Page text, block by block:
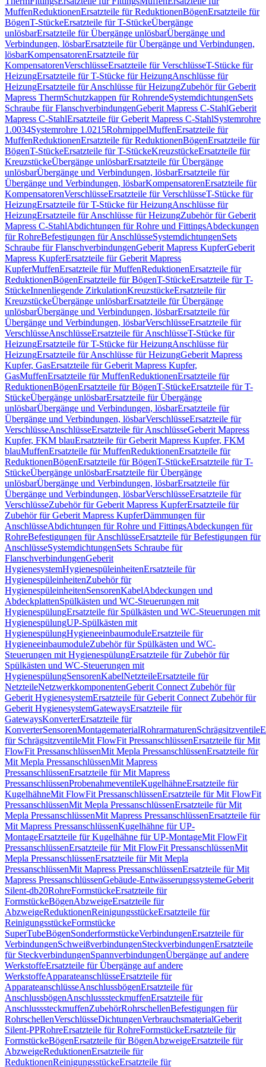
MuffenReduktionenErsatzteile für ReduktionenBögenErsatzteile für
BögenT-StückeErsatzteile für T-StückeÜbergänge
unlösbarErsatzteile für Übergänge unlösbarÜbergänge und
Verbindungen, lösbarErsatzteile für Übergänge und Verbindungen,
lösbarKompensatorenErsatzteile für
KompensatorenVerschlüsseErsatzteile für VerschlüsseT-Stücke für
HeizungErsatzteile für T-Stücke für HeizungAnschlüsse für
HeizungErsatzteile für Anschlüsse für HeizungZubehör für Geberit
Mapress ThermSchutzkappen für RohrendeSystemdichtungenSets
Schraube für FlanschverbindungenGeberit Mapress C-StahlGeberit
Mapress C-StahlErsatzteile für Geberit Mapress C-StahlSystemrohre
1.0034Systemrohre 1.0215RohrnippelMuffenErsatzteile für
MuffenReduktionenErsatzteile für ReduktionenBögenErsatzteile für
BögenT-StückeErsatzteile für T-StückeKreuzstückeErsatzteile für
KreuzstückeÜbergänge unlösbarErsatzteile für Übergänge
unlösbarÜbergänge und Verbindungen, lösbarErsatzteile für
Übergänge und Verbindungen, lösbarKompensatorenErsatzteile für
KompensatorenVerschlüsseErsatzteile für VerschlüsseT-Stücke für
HeizungErsatzteile für T-Stücke für HeizungAnschlüsse für
HeizungErsatzteile für Anschlüsse für HeizungZubehör für Geberit
Mapress C-StahlAbdichtungen für Rohre und FittingsAbdeckungen
für RohreBefestigungen für AnschlüsseSystemdichtungenSets
Schraube für FlanschverbindungenGeberit Mapress KupferGeberit
Mapress KupferErsatzteile für Geberit Mapress
KupferMuffenErsatzteile für MuffenReduktionenErsatzteile für
ReduktionenBögenErsatzteile für BögenT-StückeErsatzteile für T-
StückeInnenliegende ZirkulationKreuzstückeErsatzteile für
KreuzstückeÜbergänge unlösbarErsatzteile für Übergänge
unlösbarÜbergänge und Verbindungen, lösbarErsatzteile für
Übergänge und Verbindungen, lösbarVerschlüsseErsatzteile für
VerschlüsseAnschlüsseErsatzteile für AnschlüsseT-Stücke für
HeizungErsatzteile für T-Stücke für HeizungAnschlüsse für
HeizungErsatzteile für Anschlüsse für HeizungGeberit Mapress
Kupfer, GasErsatzteile für Geberit Mapress Kupfer,
GasMuffenErsatzteile für MuffenReduktionenErsatzteile für
ReduktionenBögenErsatzteile für BögenT-StückeErsatzteile für T-
StückeÜbergänge unlösbarErsatzteile für Übergänge
unlösbarÜbergänge und Verbindungen, lösbarErsatzteile für
Übergänge und Verbindungen, lösbarVerschlüsseErsatzteile für
VerschlüsseAnschlüsseErsatzteile für AnschlüsseGeberit Mapress
Kupfer, FKM blauErsatzteile für Geberit Mapress Kupfer, FKM
blauMuffenErsatzteile für MuffenReduktionenErsatzteile für
ReduktionenBögenErsatzteile für BögenT-StückeErsatzteile für T-
StückeÜbergänge unlösbarErsatzteile für Übergänge
unlösbarÜbergänge und Verbindungen, lösbarErsatzteile für
Übergänge und Verbindungen, lösbarVerschlüsseErsatzteile für
VerschlüsseZubehör für Geberit Mapress KupferErsatzteile für
Zubehör für Geberit Mapress KupferDämmungen für
AnschlüsseAbdichtungen für Rohre und FittingsAbdeckungen für
RohreBefestigungen für AnschlüsseErsatzteile für Befestigungen für
AnschlüsseSystemdichtungenSets Schraube für
FlanschverbindungenGeberit
HygienesystemHygienespüleinheitenErsatzteile für
HygienespüleinheitenZubehör für
HygienespüleinheitenSensorenKabelAbdeckungen und
AbdeckplattenSpülkästen und WC-Steuerungen mit
HygienespülungErsatzteile für Spülkästen und WC-Steuerungen mit
HygienespülungUP-Spülkästen mit
HygienespülungHygieneeinbaumoduleErsatzteile für
HygieneeinbaumoduleZubehör für Spülkästen und WC-
Steuerungen mit HygienespülungErsatzteile für Zubehör für
Spülkästen und WC-Steuerungen mit
HygienespülungSensorenKabelNetzteileErsatzteile für
NetzteileNetzwerkkomponentenGeberit Connect Zubehör für
Geberit HygienesystemErsatzteile für Geberit Connect Zubehör für
Geberit HygienesystemGatewaysErsatzteile für
GatewaysKonverterErsatzteile für
KonverterSensorenMontagematerialRohrarmaturenSchrägsitzventile
für SchrägsitzventileMit FlowFit PressanschlüssenErsatzteile für Mit
FlowFit PressanschlüssenMit Mepla PressanschlüssenErsatzteile für
Mit Mepla PressanschlüssenMit Mapress
PressanschlüssenErsatzteile für Mit Mapress
PressanschlüssenProbenahmeventileKugelhähneErsatzteile für
KugelhähneMit FlowFit PressanschlüssenErsatzteile für Mit FlowFit
PressanschlüssenMit Mepla PressanschlüssenErsatzteile für Mit
Mepla PressanschlüssenMit Mapress PressanschlüssenErsatzteile für
Mit Mapress PressanschlüssenKugelhähne für UP-
MontageErsatzteile für Kugelhähne für UP-MontageMit FlowFit
PressanschlüssenErsatzteile für Mit FlowFit PressanschlüssenMit
Mepla PressanschlüssenErsatzteile für Mit Mepla
PressanschlüssenMit Mapress PressanschlüssenErsatzteile für Mit
Mapress PressanschlüssenGebäude-EntwässerungssystemeGeberit
Silent-db20RohreFormstückeErsatzteile für
FormstückeBögenAbzweigeErsatzteile für
AbzweigeReduktionenReinigungsstückeErsatzteile für
ReinigungsstückeFormstücke
SuperTubeBögenSonderformstückeVerbindungenErsatzteile für
VerbindungenSchweißverbindungenSteckverbindungenErsatzteile
für SteckverbindungenSpannverbindungenÜbergänge auf andere
WerkstoffeErsatzteile für Übergänge auf andere
WerkstoffeApparateanschlüsseErsatzteile für
ApparateanschlüsseAnschlussbögenErsatzteile für
AnschlussbögenAnschlusssteckmuffenErsatzteile für
AnschlusssteckmuffenZubehörRohrschellenBefestigungen für
RohrschellenVerschlüsseDichtungenVerbrauchsmaterialGeberit
Silent-PPRohreErsatzteile für RohreFormstückeErsatzteile für
FormstückeBögenErsatzteile für BögenAbzweigeErsatzteile für
AbzweigeReduktionenErsatzteile für
ReduktionenReinigungsstückeErsatzteile für